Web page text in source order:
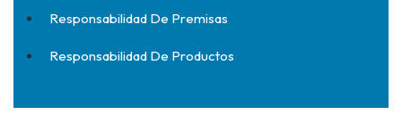
Responsabilidad De Premisas
Responsabilidad De Productos